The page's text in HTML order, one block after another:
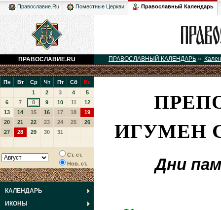
Православие.Ru Поместные Церкви Православный Календарь
ПРАВОСЛАВИЕ.RU ПРАВОСЛАВНЫЙ КАЛЕНДАРЬ »
Пн Вт Ср Чт Пт Сб
Вс
1
2 3 4
5
6
7 8 9 10 11
12
13
14 15 16 17 18
19
20
21 22 23 24 25
26
27
28 29 30 31
Ст. ст.
Нов. ст.
КАЛЕНДАРЬ
ИКОНЫ
ИГУМЕН
Дни